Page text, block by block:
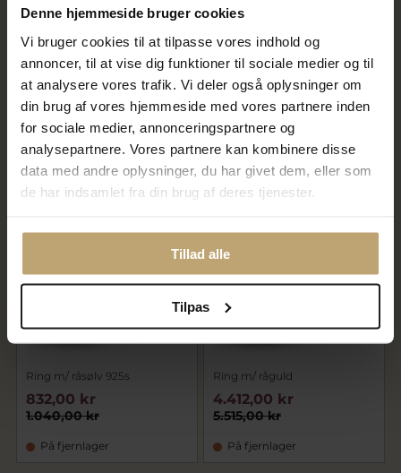
Denne hjemmeside bruger cookies
Vi bruger cookies til at tilpasse vores indhold og
annoncer, til at vise dig funktioner til sociale medier og til
at analysere vores trafik. Vi deler også oplysninger om
din brug af vores hjemmeside med vores partnere inden
for sociale medier, annonceringspartnere og
analysepartnere. Vores partnere kan kombinere disse
data med andre oplysninger, du har givet dem, eller som
de har indsamlet fra din brug af deres tjenester.
Tillad alle
Tilpas
Perlering, sv. perle 7-7½ mm.
og 2* 3,5 mm.
5.850,00 kr
4.680,00 kr
På lager
Ring hjerter, massiv, hjerter i
forskellige str. 925s
(hjertering)
1.825,00 kr
1.460,00 kr
På lager
Ring m/ råsølv 925s
1.040,00 kr
832,00 kr
På fjernlager
Ring m/ råguld
5.515,00 kr
4.412,00 kr
På fjernlager